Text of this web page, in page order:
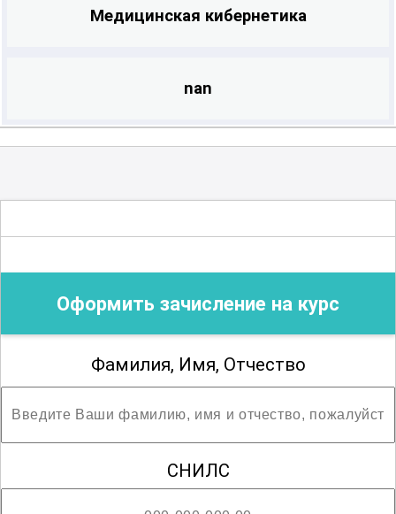
Курс "Актуальные вопросы
прогресса в медицине и активно
Медицинская кибернетика
nan
Оформить зачисление на курс
Фамилия, Имя, Отчество
СНИЛС